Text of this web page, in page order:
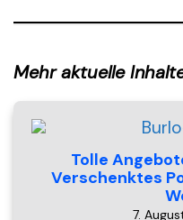
Mehr aktuelle
Tolle
Verschenktes
7.